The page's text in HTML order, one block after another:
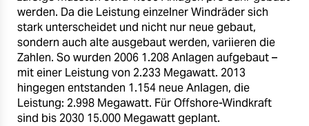
shop
fragen & hilfe
unterstützen
abo
genossenschaft
werden. Da die Leistung einzelner Windräder sich
stark unterscheidet und nicht nur neue gebaut,
sondern auch alte ausgebaut werden, variieren die
Zahlen. So wurden 2006 1.208 Anlagen aufgebaut –
mit einer Leistung von 2.233 Megawatt. 2013
hingegen entstanden 1.154 neue Anlagen, die
Leistung: 2.998 Megawatt. Für Offshore-Windkraft
sind bis 2030 15.000 Megawatt geplant.